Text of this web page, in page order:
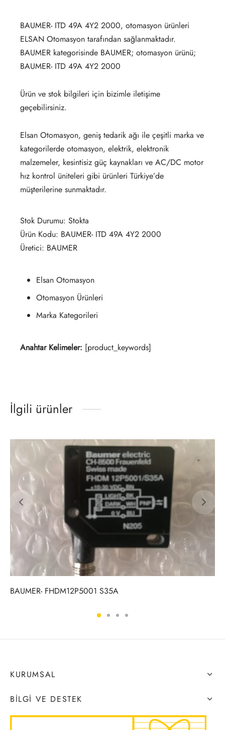
BAUMER- ITD 49A 4Y2 2000, otomasyon ürünleri
ELSAN Otomasyon tarafından sağlanmaktadır.
BAUMER kategorisinde BAUMER; otomasyon ürünü;
BAUMER- ITD 49A 4Y2 2000
Ürün ve stok bilgileri için bizimle iletişime
geçebilirsiniz.
Elsan Otomasyon, geniş tedarik ağı ile çeşitli marka ve
kategorilerde otomasyon, elektrik, elektronik
malzemeler, kesintisiz güç kaynakları ve AC/DC motor
hız kontrol üniteleri gibi ürünleri Türkiye’de
müşterilerine sunmaktadır.
Stok Durumu: Stokta
Ürün Kodu: BAUMER- ITD 49A 4Y2 2000
Üretici: BAUMER
Elsan Otomasyon
Otomasyon Ürünleri
Marka Kategorileri
Anahtar Kelimeler: [product_keywords]
İlgili ürünler
BAUMER- FHDM12P5001 S35A
KURUMSAL
BILGI VE DESTEK